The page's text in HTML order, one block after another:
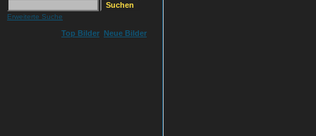
Erweiterte Suche
Top Bilder Neue Bilder